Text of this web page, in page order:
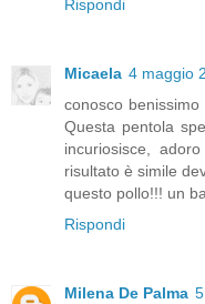
Rispondi
Micaela 4 maggio
conosco
Questa pentola
incuriosisce,
risultato è simile
questo pollo!!! un
Rispondi
Milena De Palma